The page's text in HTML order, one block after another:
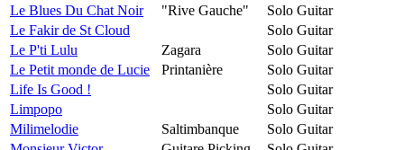
Le Blues Du Chat Noir
"Rive Gauche"
Solo Guitar
Le Fakir de St Cloud
Solo Guitar
Le P'ti Lulu
Zagara
Solo Guitar
Le Petit monde de Lucie
Printanière
Solo Guitar
Life Is Good !
Solo Guitar
Limpopo
Solo Guitar
Milimelodie
Saltimbanque
Solo Guitar